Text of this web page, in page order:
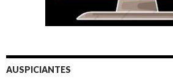
AUSPICIANTES